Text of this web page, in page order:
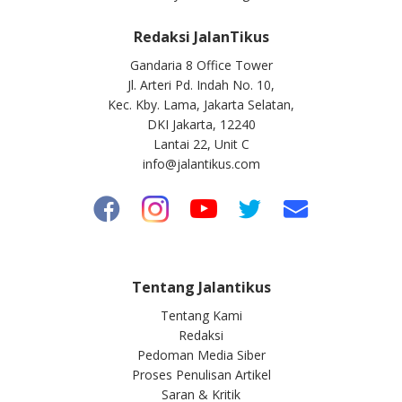
Redaksi JalanTikus
Gandaria 8 Office Tower
Jl. Arteri Pd. Indah No. 10,
Kec. Kby. Lama, Jakarta Selatan,
DKI Jakarta, 12240
Lantai 22, Unit C
info@jalantikus.com
Tentang Jalantikus
Tentang Kami
Redaksi
Pedoman Media Siber
Proses Penulisan Artikel
Saran & Kritik